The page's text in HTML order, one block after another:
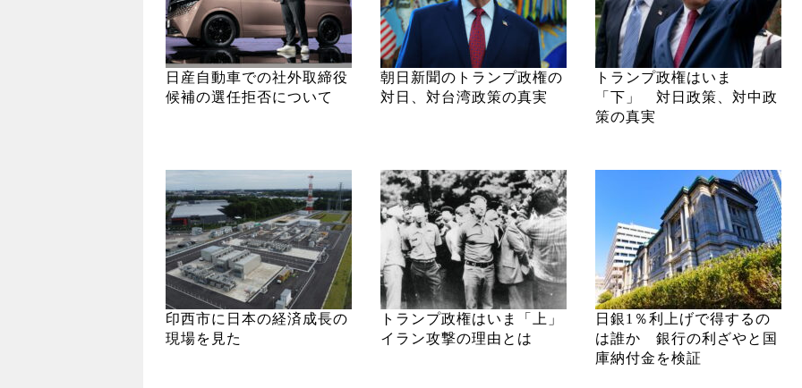
日産自動車での社外取締役
候補の選任拒否について
朝日新聞のトランプ政権の
対日、対台湾政策の真実
トランプ政権はいま
「下」 対日政策、対中政
策の真実
印西市に日本の経済成長の
現場を見た
トランプ政権はいま「上」
イラン攻撃の理由とは
日銀1％利上げで得するの
は誰か 銀行の利ざやと国
庫納付金を検証